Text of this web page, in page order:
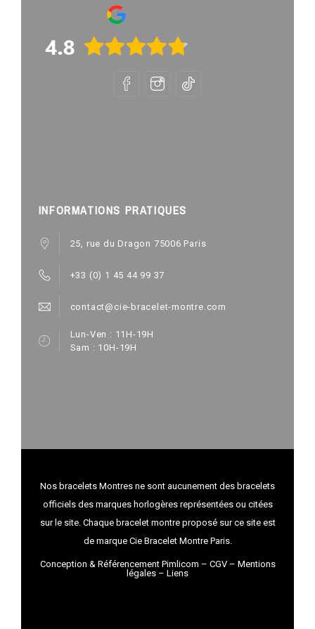
INFORMATIONS PRATIQUES
25, rue du Dragon 75006 Paris
+33 (0) 1 45 44 99 37
contact@cie-bracelet-montre.com
Lun-Ven : 11H-19H
Sam : 10H-19H
Nos bracelets Montres ne sont aucunement des bracelets
officiels des marques horlogères représentées ou citées
sur le site. Chaque bracelet montre proposé sur ce site est
de marque Cie Bracelet Montre Paris.
Conception & Référencement Pimlicom – CGV– Mentions
légales – Liens